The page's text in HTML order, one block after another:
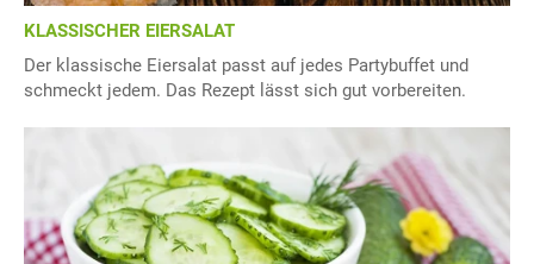
KLASSISCHER EIERSALAT
Der klassische Eiersalat passt auf jedes Partybuffet und
schmeckt jedem. Das Rezept lässt sich gut vorbereiten.